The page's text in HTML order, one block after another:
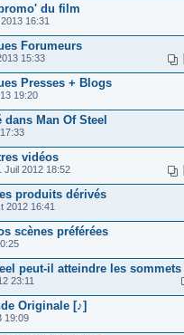
du film
16:31
Forumeurs
15:33
Presses + Blogs
19:20
Man Of Steel
vidéos
Juil 2012 18:52
produits dérivés
2012 16:41
scènes préférées
peut-il atteindre les sommets
23:11
Originale [♪]
19:09